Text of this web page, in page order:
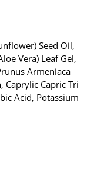
Seed Oil,
Vera) Leaf Gel,
Armeniaca
Caprylic Capric Tri
Acid, Potassium